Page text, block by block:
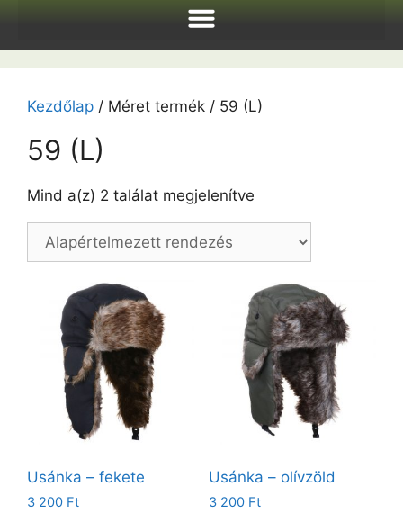
Kezdőlap / Méret termék / 59 (L)
59 (L)
Mind a(z) 2 találat megjelenítve
Usánka – fekete
3 200 Ft
Usánka – olívzöld
3 200 Ft